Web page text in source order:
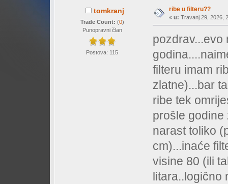
tomkranj
Trade Count: (0)
Punopravni član
Postova: 115
ribe u filteru??
« u: Travanj 29, 2026,
pozdrav...evo
filteru imam
zlatne)...bar
ribe tek
prošle godine
narast toliko
cm)...inaće
visine 80 (ili
litara..logično